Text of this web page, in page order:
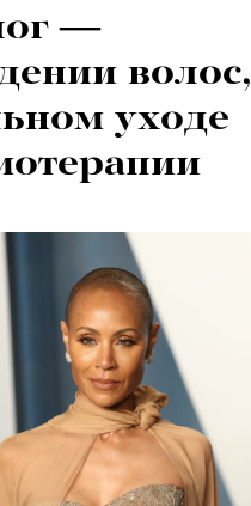
—
волос,
уходе